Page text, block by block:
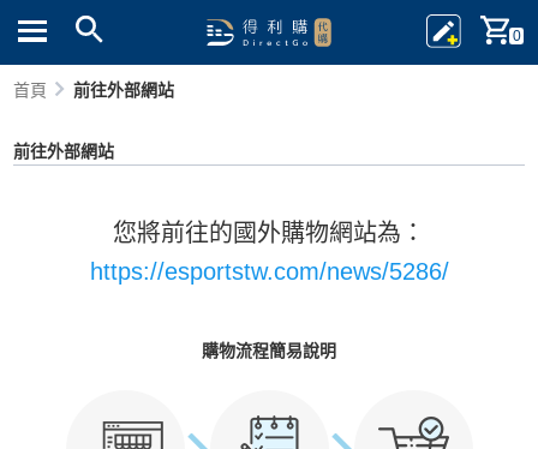
0
首頁 前往外部網站
前往外部網站
您將前往的國外購物網站為：
https://esportstw.com/news/5286/
購物流程簡易說明